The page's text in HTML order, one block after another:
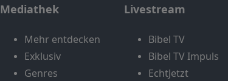
Mediathek
Mehr entdecken
Exklusiv
Genres
Livestream
Bibel TV
Bibel TV Impuls
EchtJetzt